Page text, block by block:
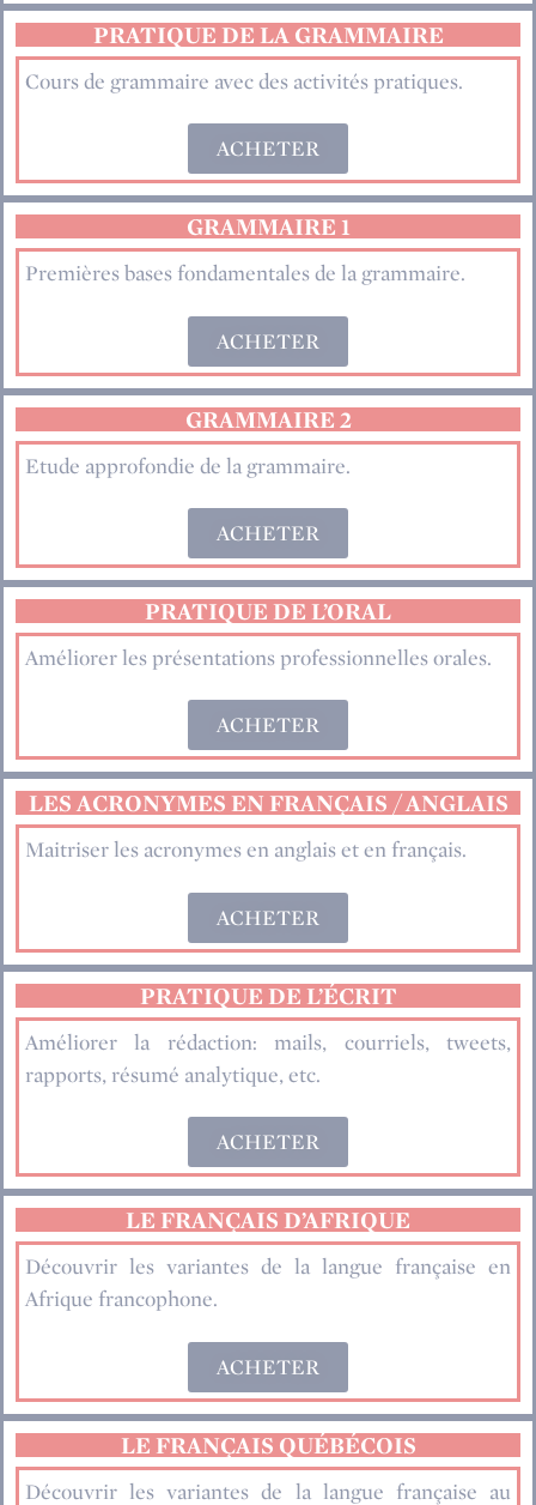
PRATIQUE DE LA GRAMMAIRE
Cours de grammaire avec des activités pratiques.
ACHETER
GRAMMAIRE 1
Premières bases fondamentales de la grammaire.
ACHETER
GRAMMAIRE 2
Etude approfondie de la grammaire.
ACHETER
PRATIQUE DE L’ORAL
Améliorer les présentations professionnelles orales.
ACHETER
LES ACRONYMES EN FRANÇAIS / ANGLAIS
Maitriser les acronymes en anglais et en français.
ACHETER
PRATIQUE DE L’ÉCRIT
Améliorer la rédaction: mails, courriels, tweets,
rapports, résumé analytique, etc.
ACHETER
LE FRANÇAIS D’AFRIQUE
Découvrir les variantes de la langue française en
Afrique francophone.
ACHETER
LE FRANÇAIS QUÉBÉCOIS
Découvrir les variantes de la langue française au